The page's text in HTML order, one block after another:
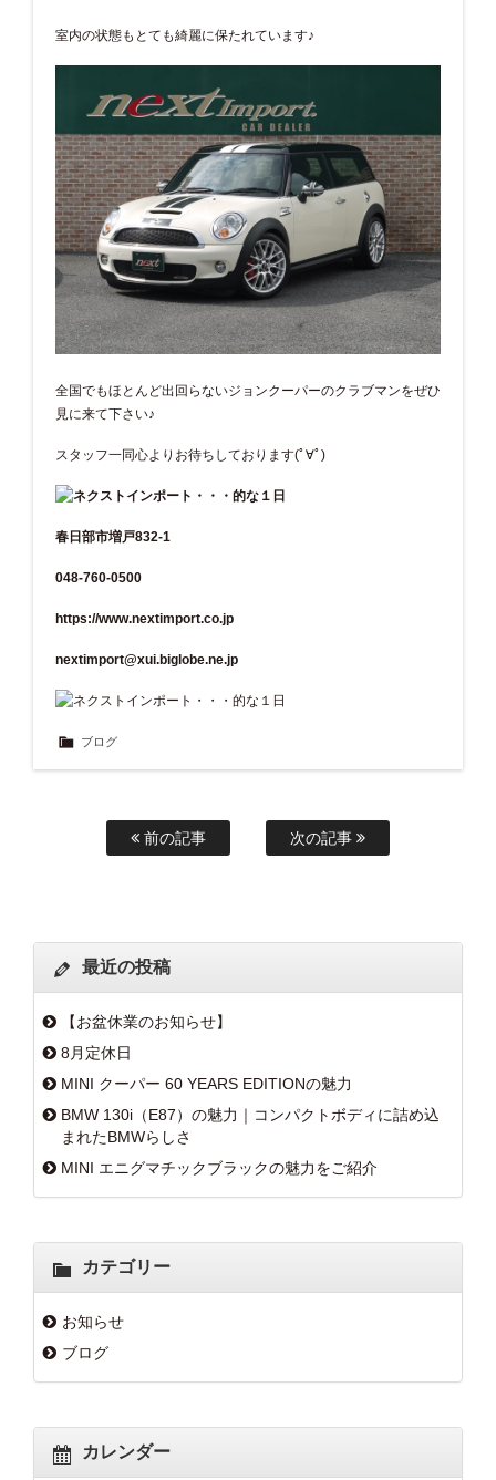
室内の状態もとても綺麗に保たれています♪
全国でもほとんど出回らないジョンクーパーのクラブマンをぜひ
見に来て下さい♪
スタッフ一同心よりお待ちしております(ﾟ∀ﾟ)
春日部市増戸832-1
048-760-0500
https://www.nextimport.co.jp
nextimport@xui.biglobe.ne.jp
ブログ
前の記事 次の記事
最近の投稿
【お盆休業のお知らせ】
8月定休日
MINI クーパー 60 YEARS EDITIONの魅力
BMW 130i（E87）の魅力｜コンパクトボディに詰め込
まれたBMWらしさ
MINI エニグマチックブラックの魅力をご紹介
カテゴリー
お知らせ
ブログ
カレンダー